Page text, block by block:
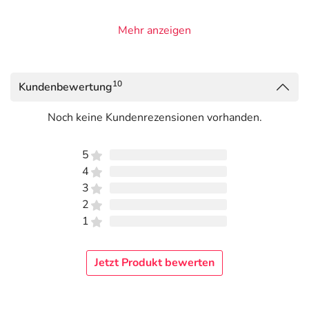
Mehr anzeigen
Kundenbewertung10
Noch keine Kundenrezensionen vorhanden.
5
4
3
2
1
Jetzt Produkt bewerten